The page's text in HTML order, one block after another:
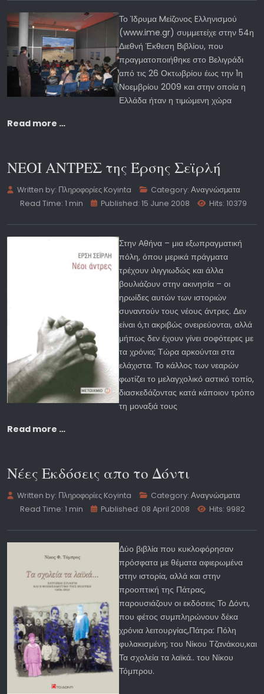
Το Ίδρυμα Mείζονος Eλληνισμού
(www.ime.gr) συμμετείχε στην 54η
Διεθνή Έκθεση Βιβλίου, που
πραγματοποιήθηκε στο Βελιγράδι
από τις 26 Οκτωβρίου έως την 1η
Νοεμβρίου 2009 και στην οποία η
Ελλάδα ήταν η τιμώμενη χώρα
Read more …
ΝΕΟΙ ΑΝΤΡΕΣ της Έρσης Σεϊρλή
Written by: Πληροφορίες Koyinta Category:Αναγνώσματα
Read Time: 1 min
Published: 15 June 2008 Hits: 10379
Στην Αθήνα – μια εξωπραγματική
πόλη, όπου μερικά πράγματα
τρέχουν ιλιγγιωδώς και άλλα
βουλιάζουν στην ακινησία – οι
ηρωίδες αυτών των ιστοριών
συναντούν τους νέους άντρες. Δεν
είναι ό,τι ακριβώς ονειρεύονται, αλλά
μήπως δεν έχουν γίνει σοφότερες με
τα χρόνια; Τώρα αρκούνται στα
ελάχιστα. Το κάλλος των νεαρών
φωτίζει το μελαγχολικό αστικό τοπίο,
διασκεδάζοντας κατά κάποιον τρόπο
τη μοναξιά τους
Read more …
Νέες Εκδόσεις απο το Δόντι
Written by: Πληροφορίες Koyinta Category:Αναγνώσματα
Read Time: 1 min
Published: 08 April 2008 Hits: 9982
Δύο βιβλία που κυκλοφόρησαν
πρόσφατα με θέματα αφιερωμένα
στην ιστορία, αλλά και στην
προοπτική της Πάτρας,
παρουσιάζουν οι εκδόσεις Το Δόντι,
που φέτος συμπληρώνουν δέκα
χρόνια λειτουργίας,Πάτρα: Πόλη
φυλακισμένη; του Νίκου Τζανάκου,και
Τα σχολεία τα λαϊκά.. του Νίκου
Τόμπρου.